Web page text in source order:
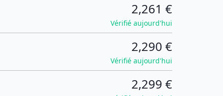
2,261 €
Vérifié aujourd'hui
2,290 €
Vérifié aujourd'hui
2,299 €